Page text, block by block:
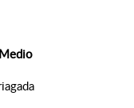
con el Medio